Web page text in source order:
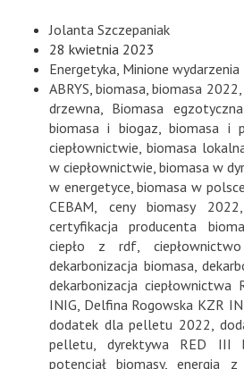
Jolanta Szczepaniak
28 kwietnia 2023
Energetyka, Minione wydarzenia
ABRYS,biomasa,biomasa 2022,
drzewna, Biomasa egzotyczna
biomasa i biogaz,biomasa i
ciepłownictwie, biomasa
w ciepłownictwie, biomasa w
w energetyce,biomasa w polsce
CEBAM, ceny biomasy 2022
certyfikacja producenta
ciepło z rdf,
dekarbonizacja biomasa,
dekarbonizacja ciepłownictwa
INIG, Delfina Rogowska KZR
dodatek dla pelletu 2022,
pelletu, dyrektywa RED III
potencjał biomasy,energia z